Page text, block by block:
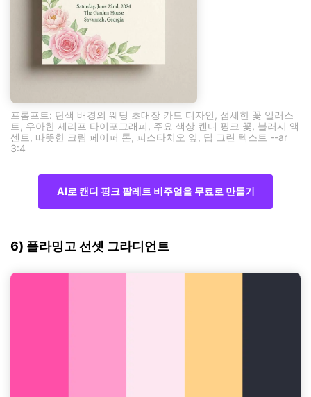
프롬프트: 단색 배경의 웨딩 초대장 카드 디자인, 섬세한 꽃 일러스
트, 우아한 세리프 타이포그래피, 주요 색상 캔디 핑크 꽃, 블러시 액
센트, 따뜻한 크림 페이퍼 톤, 피스타치오 잎, 딥 그린 텍스트 --ar
3:4
AI로 캔디 핑크 팔레트 비주얼을 무료로 만들기
6) 플라밍고 선셋 그라디언트